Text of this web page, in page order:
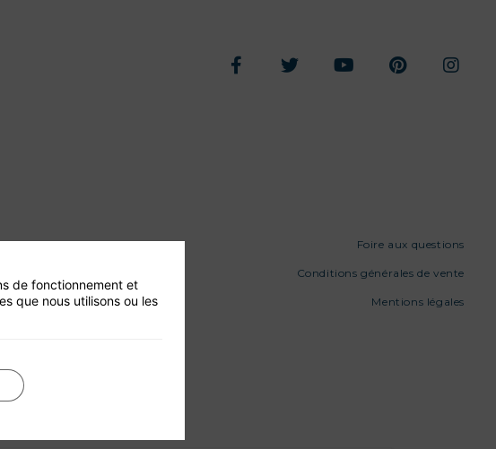
Foire aux questions
Conditions générales de vente
Mentions légales
de fonctionnement et
que nous utilisons ou les